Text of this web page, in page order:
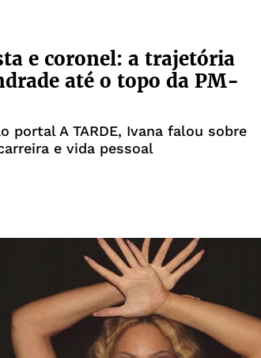
e coronel: a trajetória
até o topo da PM-
portal A TARDE, Ivana falou sobre
e vida pessoal